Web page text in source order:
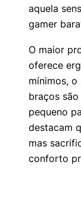
aquela
gamer
O maior
oferece
mínimos,
braços
pequeno
destacam
mas
conforto